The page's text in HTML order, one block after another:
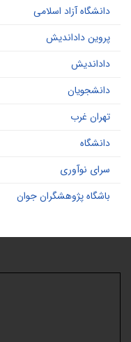
دانشگاه آزاد اسلامی
پروین داداندیش
داداندیش
دانشجویان
تهران غرب
دانشگاه
سرای نوآوری
باشگاه پژوهشگران جوان